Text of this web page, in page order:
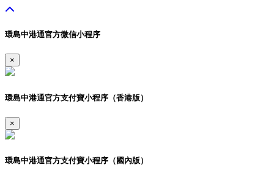
環島中港通官方微信小程序
×
環島中港通官方支付寶小程序（香港版）
×
環島中港通官方支付寶小程序（國內版）